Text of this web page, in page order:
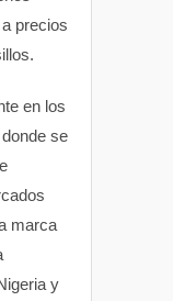
precios
en los
se
marca
y